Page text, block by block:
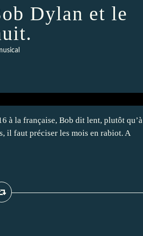
Dylan et le
à la française, Bob dit lent, plutôt qu’à
il faut préciser les mois en rabiot. A